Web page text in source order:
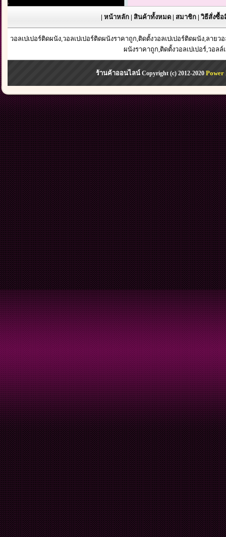
| หน้าหลัก | สินค้าทั้งหมด | สมาชิก | วิธีสั่งซื้
วอลเปเปอร์ติดผนัง,วอลเปเปอร์ติดผนังราคาถูก,ติดตั้งวอลเปเปอร์ติดผนัง,ลาย
ผนังราคาถูก,ติดตั้งวอลเปเปอร์,วอล
ร้านค้าออนไลน์Copyright (c) 2012-2020 Power